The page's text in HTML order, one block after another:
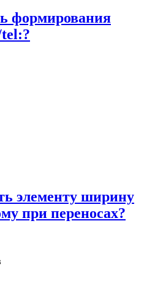
формирования
элементу ширину
при переносах?